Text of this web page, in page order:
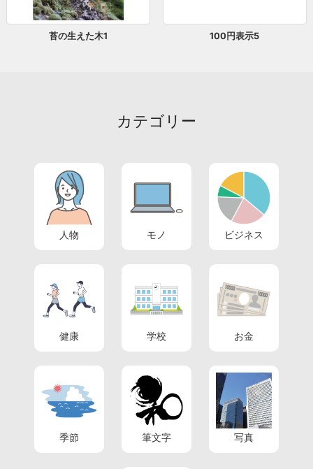
苔の生えた木1 100円表示5
カテゴリー
人物 モノ ビジネス
健康 学校 お金
季節 筆文字 写真